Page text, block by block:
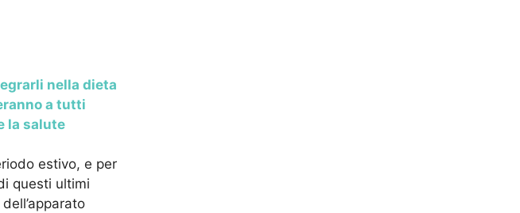
nella dieta
a tutti
la salute
estivo, e per
questi ultimi